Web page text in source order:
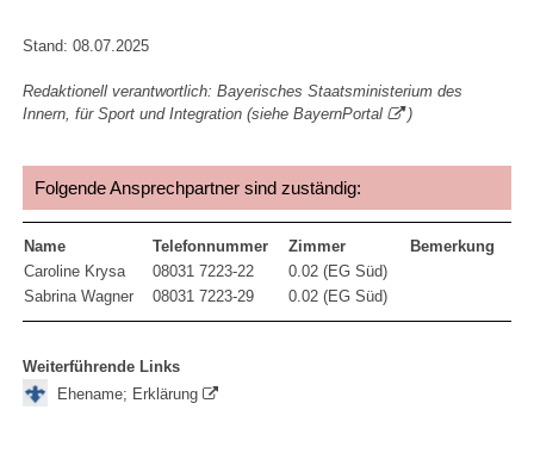
Stand: 08.07.2025
Redaktionell verantwortlich: Bayerisches Staatsministerium des
Innern, für Sport und Integration (sieheBayernPortal )
Folgende Ansprechpartner sind zuständig:
Name Telefonnummer Zimmer
Bemerkung
Caroline Krysa
08031 7223-22
0.02 (EG Süd)
Sabrina Wagner
08031 7223-29 0.02 (EG Süd)
Weiterführende Links
Ehename; Erklärung